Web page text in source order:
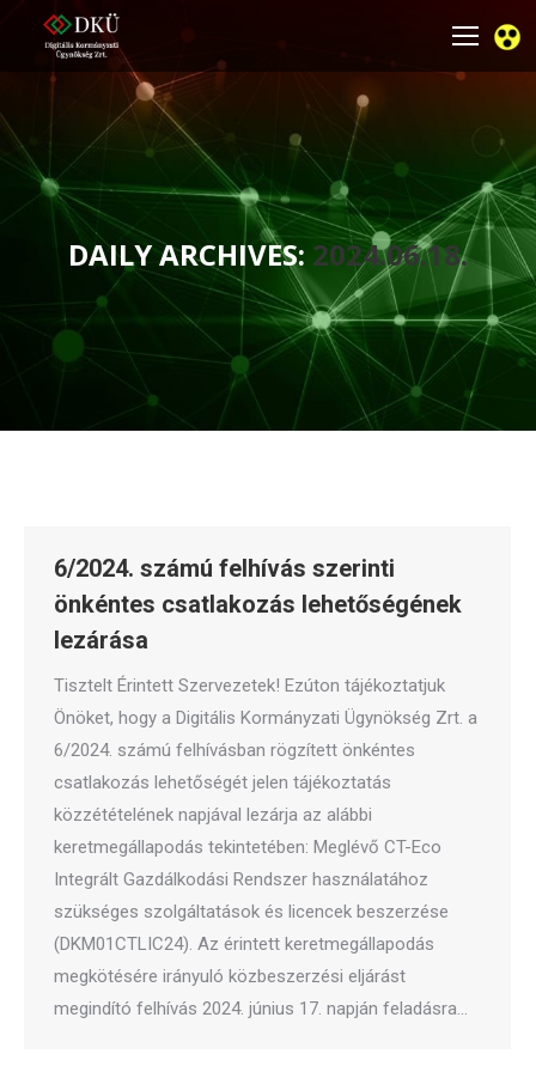
DAILY ARCHIVES: 2024.06.18.
You are here:
6/2024. számú felhívás szerinti
önkéntes csatlakozás lehetőségének
lezárása
Tisztelt Érintett Szervezetek! Ezúton tájékoztatjuk
Önöket, hogy a Digitális Kormányzati Ügynökség Zrt. a
6/2024. számú felhívásban rögzített önkéntes
csatlakozás lehetőségét jelen tájékoztatás
közzétételének napjával lezárja az alábbi
keretmegállapodás tekintetében: Meglévő CT-Eco
Integrált Gazdálkodási Rendszer használatához
szükséges szolgáltatások és licencek beszerzése
(DKM01CTLIC24). Az érintett keretmegállapodás
megkötésére irányuló közbeszerzési eljárást
megindító felhívás 2024. június 17. napján feladásra…